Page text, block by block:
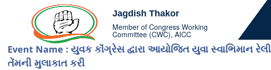
Jagdish Thakor
Member of Congress Working
Committee (CWC), AICC
Event Name : યુવક કૉંગ્રેસ દ્વારા આયોજિત યુવા સ્વાભિમાન
તેંમની મુલાકાત કરી